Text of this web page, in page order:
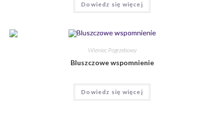
Dowiedz się więcej
Wieniec Pogrzebowy
Bluszczowe wspomnienie
Dowiedz się więcej